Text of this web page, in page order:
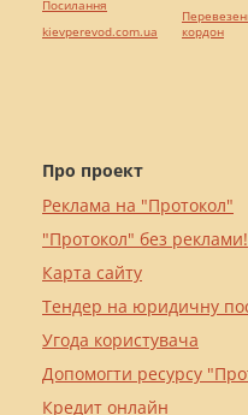
Про проект
Реклама на "Протокол"
"Протокол" без реклами!
Карта сайту
Тендер на юридичну
Угода користувача
Допомогти ресурсу
Кредит онлайн
Посилання
kievperevod.com.ua
кордон